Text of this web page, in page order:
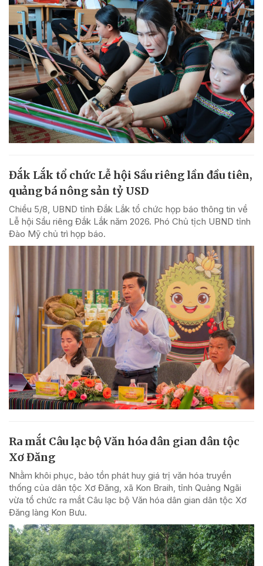
Đắk Lắk tổ chức Lễ hội Sầu riêng lần đầu tiên,
quảng bá nông sản tỷ USD
Chiều 5/8, UBND tỉnh Đắk Lắk tổ chức họp báo thông tin về
Lễ hội Sầu riêng Đắk Lắk năm 2026. Phó Chủ tịch UBND tỉnh
Đào Mỹ chủ trì họp báo.
Ra mắt Câu lạc bộ Văn hóa dân gian dân tộc
Xơ Đăng
Nhằm khôi phục, bảo tồn phát huy giá trị văn hóa truyền
thống của dân tộc Xơ Đăng, xã Kon Braih, tỉnh Quảng Ngãi
vừa tổ chức ra mắt Câu lạc bộ Văn hóa dân gian dân tộc Xơ
Đăng làng Kon Bưu.